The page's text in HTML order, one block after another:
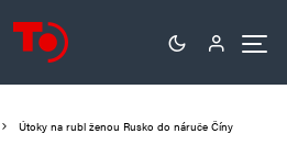
Útoky na rubl ženou Rusko do náruče Číny